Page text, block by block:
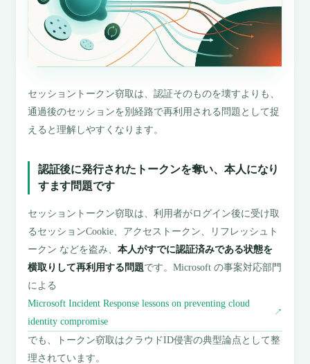
セッショントークン窃取は、認証そのものを壊すよりも、
通過後のセッションを別経路で再利用される問題として捉
えると理解しやすくなります。
認証後に発行されたトークンを奪い、本人になり
すます問題です
セッショントークン窃取は、利用者がログイン後に受け取
るセッションCookie、アクセストークン、リフレッシュト
ークン などを盗み、本人がすでに認証済みである状態を
横取りして再利用する問題です。Microsoft の事案対応部門
による
Microsoft Incident Response lessons on preventing cloud
identity compromise
↗
でも、トークン窃取はクラウドID侵害の典型論点として整
理されています。